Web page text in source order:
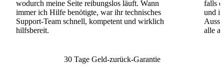
wodurch meine Seite reibungslos läuft. Wann
immer ich Hilfe benötigte, war ihr technisches
Support-Team schnell, kompetent und wirklich
hilfsbereit.
falls
und
alle
30 Tage Geld-zurück-Garantie